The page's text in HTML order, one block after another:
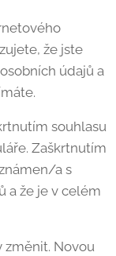
že jste
údajů a
souhlasu
Zaškrtnutím
a s
a že je v celém
změnit. Novou